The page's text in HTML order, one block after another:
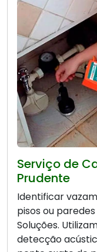
Serviço de
Prudente
Identificar
pisos ou
Soluções.
detecção